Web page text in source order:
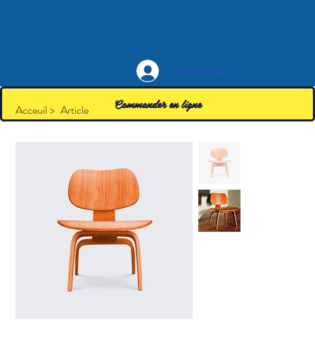
Se connecter
Commander en ligne
Acceuil > Article